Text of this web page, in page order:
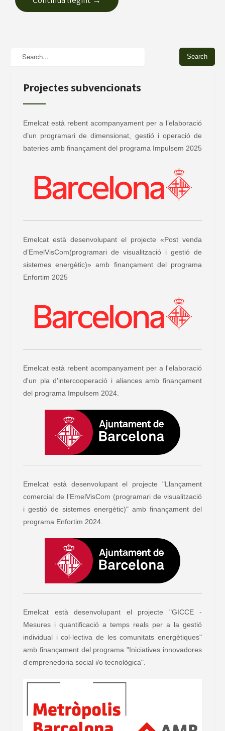
Projectes subvencionats
Emelcat està rebent acompanyament per a l’elaboració
d’un programari de dimensionat, gestió i operació de
bateries amb finançament del programa Impulsem 2025
Emelcat està desenvolupant el projecte «Post venda
d’EmelVisCom(programari de visualització i gestió de
sistemes energètic)» amb finançament del programa
Enfortim 2025
Emelcat està rebent acompanyament per a l'elaboració
d'un pla d'intercooperació i aliances amb finançament
del programa Impulsem 2024.
Emelcat està desenvolupant el projecte "Llançament
comercial de l’EmelVisCom (programari de visualització
i gestió de sistemes energètic)" amb finançament del
programa Enfortim 2024.
Emelcat està desenvolupant el projecte "GICCE -
Mesures i quantificació a temps reals per a la gestió
individual i col·lectiva de les comunitats energètiques"
amb finançament del programa "Iniciatives innovadores
d'emprenedoria social i/o tecnològica".